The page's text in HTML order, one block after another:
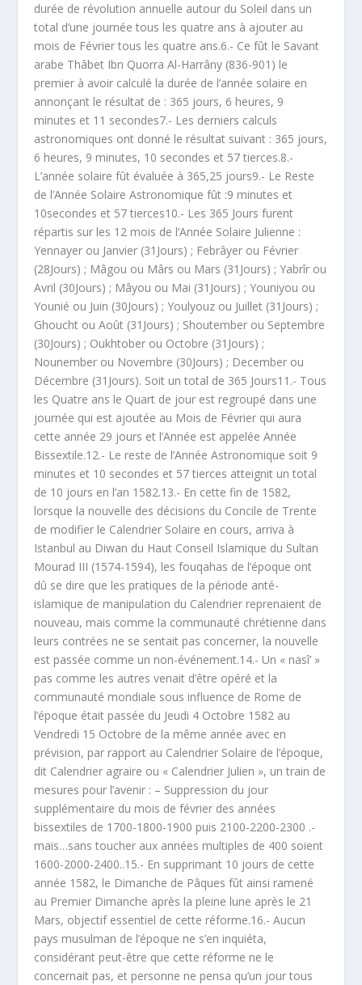
durée de révolution annuelle autour du Soleil dans un
total d’une journée tous les quatre ans à ajouter au
mois de Février tous les quatre ans.6.- Ce fût le Savant
arabe Thâbet Ibn Quorra Al-Harrâny (836-901) le
premier à avoir calculé la durée de l’année solaire en
annonçant le résultat de : 365 jours, 6 heures, 9
minutes et 11 secondes7.- Les derniers calculs
astronomiques ont donné le résultat suivant : 365 jours,
6 heures, 9 minutes, 10 secondes et 57 tierces.8.-
L’année solaire fût évaluée à 365,25 jours9.- Le Reste
de l’Année Solaire Astronomique fût :9 minutes et
10secondes et 57 tierces10.- Les 365 Jours furent
répartis sur les 12 mois de l’Année Solaire Julienne :
Yennayer ou Janvier (31Jours) ; Febrâyer ou Février
(28Jours) ; Mâgou ou Mârs ou Mars (31Jours) ; Yabrîr ou
Avril (30Jours) ; Mâyou ou Mai (31Jours) ; Youniyou ou
Younié ou Juin (30Jours) ; Youlyouz ou Juillet (31Jours) ;
Ghoucht ou Août (31Jours) ; Shoutember ou Septembre
(30Jours) ; Oukhtober ou Octobre (31Jours) ;
Nounember ou Novembre (30Jours) ; December ou
Décembre (31Jours). Soit un total de 365 Jours11.- Tous
les Quatre ans le Quart de jour est regroupé dans une
journée qui est ajoutée au Mois de Février qui aura
cette année 29 jours et l’Année est appelée Année
Bissextile.12.- Le reste de l’Année Astronomique soit 9
minutes et 10 secondes et 57 tierces atteignit un total
de 10 jours en l’an 1582.13.- En cette fin de 1582,
lorsque la nouvelle des décisions du Concile de Trente
de modifier le Calendrier Solaire en cours, arriva à
Istanbul au Diwan du Haut Conseil Islamique du Sultan
Mourad III (1574-1594), les fouqahas de l’époque ont
dû se dire que les pratiques de la période anté-
islamique de manipulation du Calendrier reprenaient de
nouveau, mais comme la communauté chrétienne dans
leurs contrées ne se sentait pas concerner, la nouvelle
est passée comme un non-événement.14.- Un « nasî’ »
pas comme les autres venait d’être opéré et la
communauté mondiale sous influence de Rome de
l’époque était passée du Jeudi 4 Octobre 1582 au
Vendredi 15 Octobre de la même année avec en
prévision, par rapport au Calendrier Solaire de l’époque,
dit Calendrier agraire ou « Calendrier Julien », un train de
mesures pour l’avenir : – Suppression du jour
supplémentaire du mois de février des années
bissextiles de 1700-1800-1900 puis 2100-2200-2300 .-
mais…sans toucher aux années multiples de 400 soient
1600-2000-2400..15.- En supprimant 10 jours de cette
année 1582, le Dimanche de Pâques fût ainsi ramené
au Premier Dimanche après la pleine lune après le 21
Mars, objectif essentiel de cette réforme.16.- Aucun
pays musulman de l’époque ne s’en inquiéta,
considérant peut-être que cette réforme ne le
concernait pas, et personne ne pensa qu’un jour tous